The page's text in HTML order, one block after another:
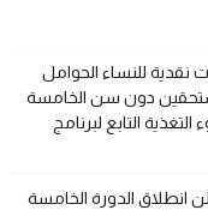
نقدية للنساء الحوامل
دون سن الخامسة
التابع لبرنامج
الشهم (3) تعلن انطلاق الدورة الخامسة